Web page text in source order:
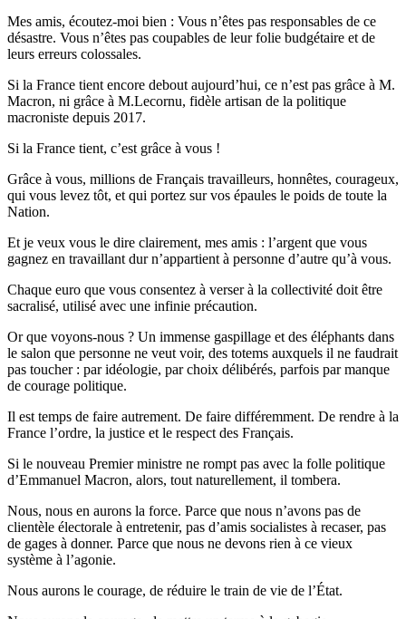
Mes amis, écoutez-moi bien : Vous n’êtes pas responsables de ce
désastre. Vous n’êtes pas coupables de leur folie budgétaire et de
leurs erreurs colossales.
Si la France tient encore debout aujourd’hui, ce n’est pas grâce à M.
Macron, ni grâce à M.Lecornu, fidèle artisan de la politique
macroniste depuis 2017.
Si la France tient, c’est grâce à vous !
Grâce à vous, millions de Français travailleurs, honnêtes, courageux,
qui vous levez tôt, et qui portez sur vos épaules le poids de toute la
Nation.
Et je veux vous le dire clairement, mes amis : l’argent que vous
gagnez en travaillant dur n’appartient à personne d’autre qu’à vous.
Chaque euro que vous consentez à verser à la collectivité doit être
sacralisé, utilisé avec une infinie précaution.
Or que voyons-nous ? Un immense gaspillage et des éléphants dans
le salon que personne ne veut voir, des totems auxquels il ne faudrait
pas toucher : par idéologie, par choix délibérés, parfois par manque
de courage politique.
Il est temps de faire autrement. De faire différemment. De rendre à la
France l’ordre, la justice et le respect des Français.
Si le nouveau Premier ministre ne rompt pas avec la folle politique
d’Emmanuel Macron, alors, tout naturellement, il tombera.
Nous, nous en aurons la force. Parce que nous n’avons pas de
clientèle électorale à entretenir, pas d’amis socialistes à recaser, pas
de gages à donner. Parce que nous ne devons rien à ce vieux
système à l’agonie.
Nous aurons le courage, de réduire le train de vie de l’État.